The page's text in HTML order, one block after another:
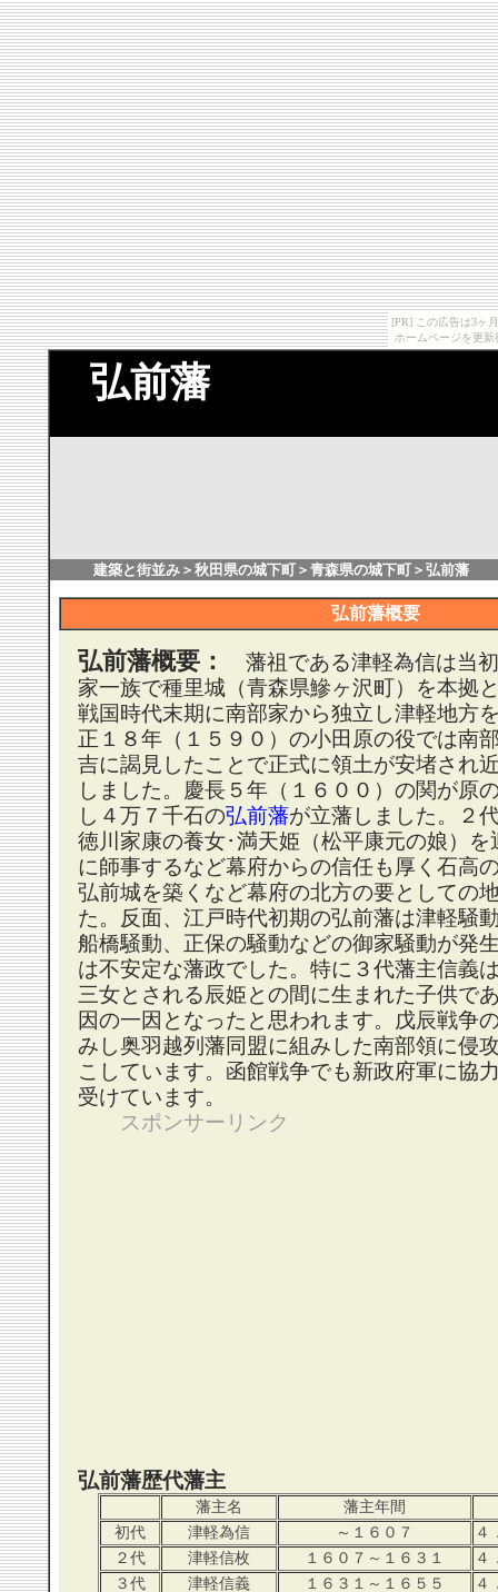
[PR] この広告は3ヶ
ホームページを更
弘前藩
建築と街並み ＞ 秋田県の城下町 ＞ 青森県の城下町 ＞弘前藩
弘前藩概要
弘前藩概要：
藩祖である津軽為信は当
家一族で種里城（青森県鰺ヶ沢町）を本拠
戦国時代末期に南部家から独立し津軽地方
正１８年（１５９０）の小田原の役では南
吉に謁見したことで正式に領土が安堵され
しました。慶長５年（１６００）の関が原
し４万７千石の弘前藩が立藩しました。２
徳川家康の養女･満天姫（松平康元の娘）
に師事するなど幕府からの信任も厚く石高
弘前城を築くなど幕府の北方の要としての
た。反面、江戸時代初期の弘前藩は津軽騒
船橋騒動、正保の騒動などの御家騒動が発
は不安定な藩政でした。特に３代藩主信義
三女とされる辰姫との間に生まれた子供で
因の一因となったと思われます。戊辰戦争
みし奥羽越列藩同盟に組みした南部領に侵
こしています。函館戦争でも新政府軍に協
受けています。
スポンサーリンク
弘前藩歴代藩主
藩主名
藩主年間
初代
津軽為信 ～１６０７
４
２代
津軽信枚 １６０７～１６３１
４
３代
津軽信義 １６３１～１６５５
４